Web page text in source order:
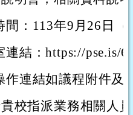
間：113年9月26日
連結：https://pse.is/
作連結如議程附件及
校指派業務相關人